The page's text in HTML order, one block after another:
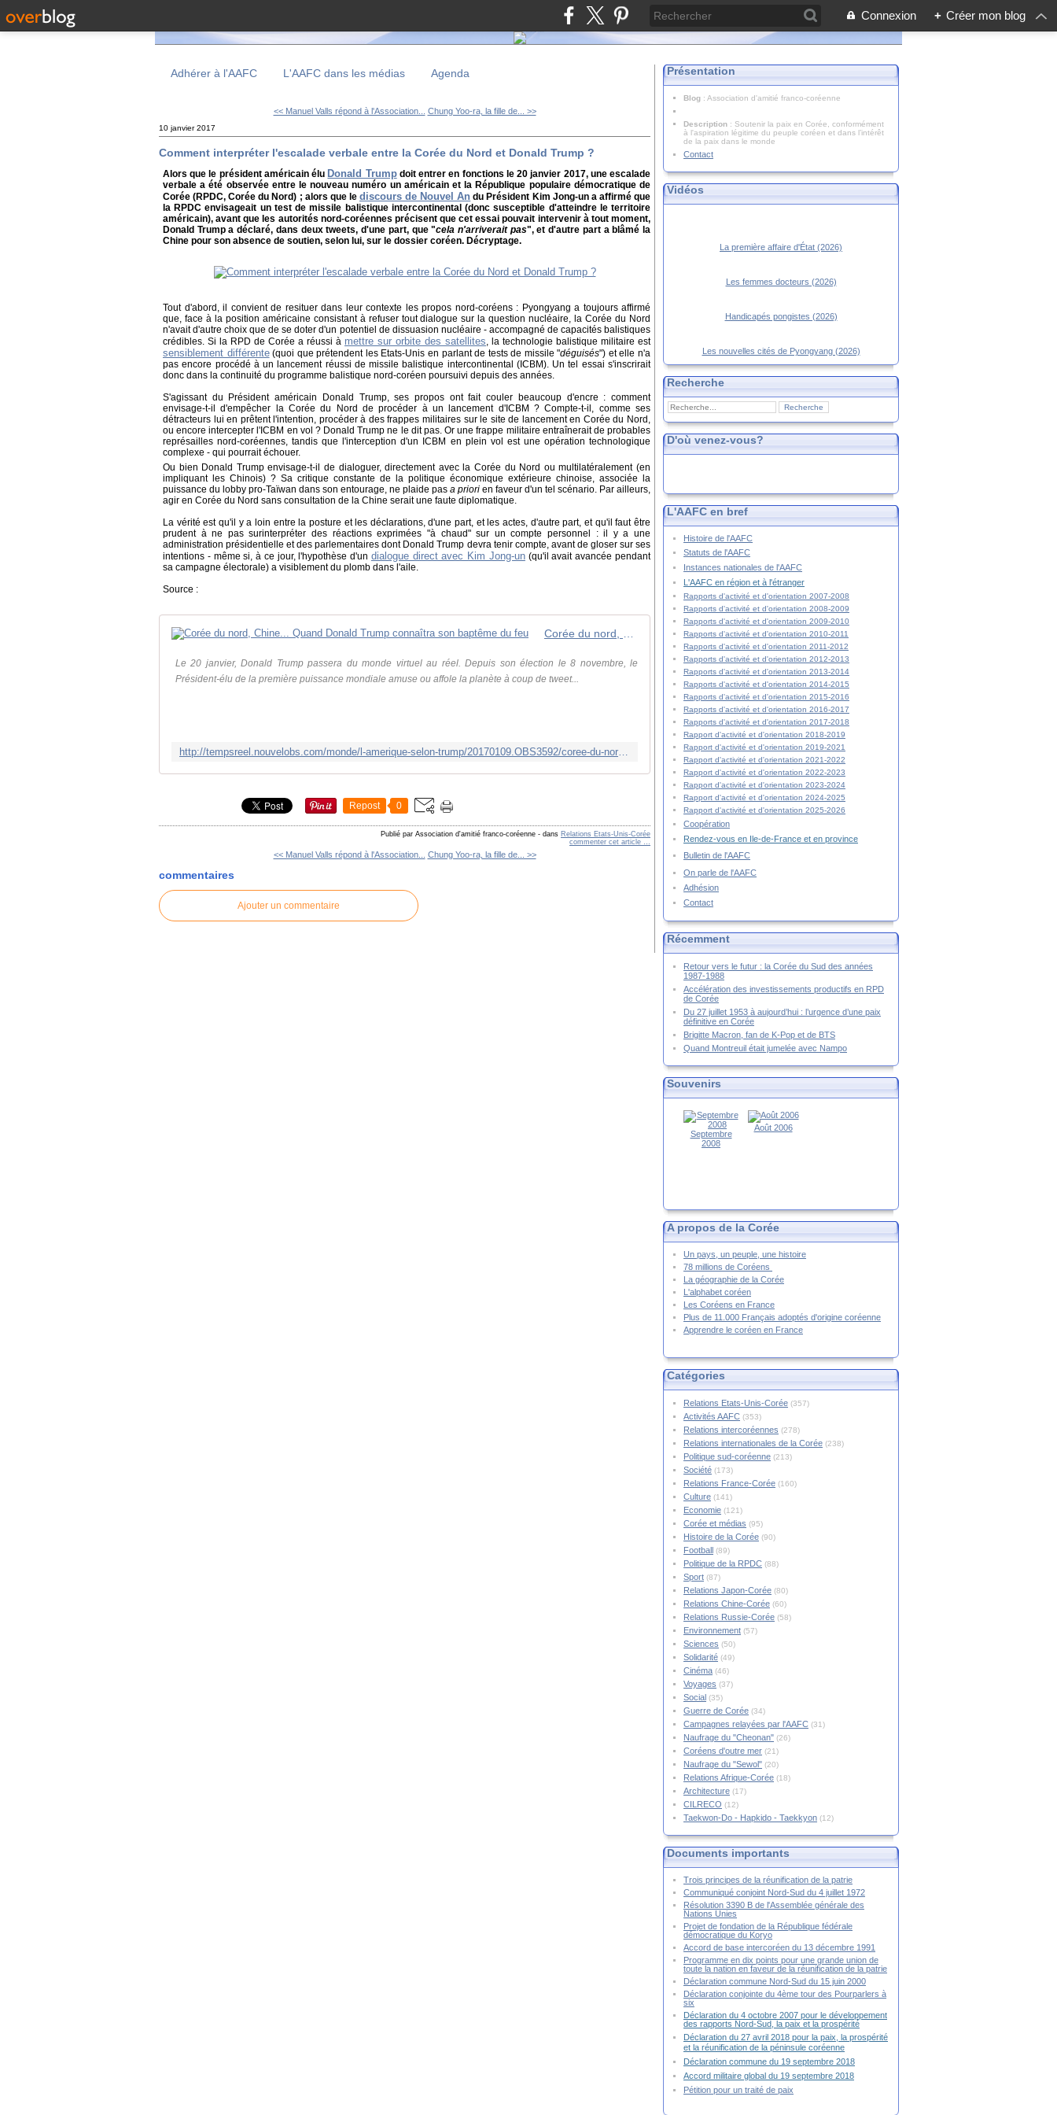
Connexion + Créer mon blog
Adhérer à l'AAFC L'AAFC dans les médias Agenda
<< Manuel Valls répond à l'Association... Chung Yoo-ra, la fille de... >>
10 janvier 2017
Comment interpréter l'escalade verbale entre la Corée du Nord et Donald Trump ?
Alors que le président américain élu Donald Trumpdoit entrer en fonctions le 20 janvier 2017, une escalade
verbale a été observée entre le nouveau numéro un américain et la République populaire démocratique de
Corée (RPDC, Corée du Nord) ; alors que le discours de Nouvel An du Président Kim Jong-un a affirmé que
la RPDC envisageait un test de missile balistique intercontinental (donc susceptible d'atteindre le territoire
américain), avant que les autorités nord-coréennes précisent que cet essai pouvait intervenir à tout moment,
Donald Trump a déclaré, dans deux tweets, d'une part, que "cela n'arriverait pas", et d'autre part a blâmé la
Chine pour son absence de soutien, selon lui, sur le dossier coréen. Décryptage.
Tout d'abord, il convient de resituer dans leur contexte les propos nord-coréens : Pyongyang a toujours affirmé
que, face à la position américaine consistant à refuser tout dialogue sur la question nucléaire, la Corée du Nord
n'avait d'autre choix que de se doter d'un potentiel de dissuasion nucléaire - accompagné de capacités balistiques
crédibles. Si la RPD de Corée a réussi à mettre sur orbite des satellites, la technologie balistique militaire est
sensiblement différente(quoi que prétendent les Etats-Unis en parlant de tests de missile "déguisés") et elle n'a
pas encore procédé à un lancement réussi de missile balistique intercontinental (ICBM). Un tel essai s'inscrirait
donc dans la continuité du programme balistique nord-coréen poursuivi depuis des années.
S'agissant du Président américain Donald Trump, ses propos ont fait couler beaucoup d'encre : comment
envisage-t-il d'empêcher la Corée du Nord de procéder à un lancement d'ICBM ? Compte-t-il, comme ses
détracteurs lui en prêtent l'intention, procéder à des frappes militaires sur le site de lancement en Corée du Nord,
ou encore intercepter l'ICBM en vol ? Donald Trump ne le dit pas. Or une frappe militaire entraînerait de probables
représailles nord-coréennes, tandis que l'interception d'un ICBM en plein vol est une opération technologique
complexe - qui pourrait échouer.
Ou bien Donald Trump envisage-t-il de dialoguer, directement avec la Corée du Nord ou multilatéralement (en
impliquant les Chinois) ? Sa critique constante de la politique économique extérieure chinoise, associée la
puissance du lobby pro-Taïwan dans son entourage, ne plaide pas a priori en faveur d'un tel scénario. Par ailleurs,
agir en Corée du Nord sans consultation de la Chine serait une faute diplomatique.
La vérité est qu'il y a loin entre la posture et les déclarations, d'une part, et les actes, d'autre part, et qu'il faut être
prudent à ne pas surinterpréter des réactions exprimées "à chaud" sur un compte personnel : il y a une
administration présidentielle et des parlementaires dont Donald Trump devra tenir compte, avant de gloser sur ses
intentions - même si, à ce jour, l'hypothèse d'un dialogue direct avec Kim Jong-un(qu'il avait avancée pendant
sa campagne électorale) a visiblement du plomb dans l'aile.
Source :
Corée du nord, Chine... Quand Donald Trump connaîtra son baptême du feu
Le 20 janvier, Donald Trump passera du monde virtuel au réel. Depuis son élection le 8 novembre, le
Président-élu de la première puissance mondiale amuse ou affole la planète à coup de tweet...
http://tempsreel.nouvelobs.com/monde/l-amerique-selon-trump/20170109.OBS3592/coree-du-nord-chine-quand-donald-trump-connaitra-son-bapteme-du-feu.html
Repost 0
Publié par Association d'amitié franco-coréenne - dans Relations Etats-Unis-Corée
commenter cet article …
<< Manuel Valls répond à l'Association... Chung Yoo-ra, la fille de... >>
commentaires
Ajouter un commentaire
Présentation
Blog : Association d'amitié franco-coréenne
Description : Soutenir la paix en Corée, conformément
à l'aspiration légitime du peuple coréen et dans l’intérêt
de la paix dans le monde
Contact
Vidéos
La première affaire d'État (2026)
Les femmes docteurs (2026)
Handicapés pongistes (2026)
Les nouvelles cités de Pyongyang (2026)
Recherche
D'où venez-vous?
L'AAFC en bref
Histoire de l'AAFC
Statuts de l'AAFC
Instances nationales de l'AAFC
L'AAFC en région et à l'étranger
Rapports d'activité et d'orientation 2007-2008
Rapports d'activité et d'orientation 2008-2009
Rapports d'activité et d'orientation 2009-2010
Rapports d'activité et d'orientation 2010-2011
Rapports d'activité et d'orientation 2011-2012
Rapports d'activité et d'orientation 2012-2013
Rapports d'activité et d'orientation 2013-2014
Rapports d'activité et d'orientation 2014-2015
Rapports d'activité et d'orientation 2015-2016
Rapports d'activité et d'orientation 2016-2017
Rapports d'activité et d'orientation 2017-2018
Rapport d'activité et d'orientation 2018-2019
Rapport d'activité et d'orientation 2019-2021
Rapport d'activité et d'orientation 2021-2022
Rapport d'activité et d'orientation 2022-2023
Rapport d'activité et d'orientation 2023-2024
Rapport d'activité et d'orientation 2024-2025
Rapport d'activité et d'orientation 2025-2026
Coopération
Rendez-vous en Ile-de-France et en province
Bulletin de l'AAFC
On parle de l'AAFC
Adhésion
Contact
Récemment
Retour vers le futur : la Corée du Sud des années
1987-1988
Accélération des investissements productifs en RPD
de Corée
Du 27 juillet 1953 à aujourd’hui : l’urgence d’une paix
définitive en Corée
Brigitte Macron, fan de K-Pop et de BTS
Quand Montreuil était jumelée avec Nampo
Souvenirs
Septembre
2008
Août 2006
A propos de la Corée
Un pays, un peuple, une histoire
78 millions de Coréens
La géographie de la Corée
L'alphabet coréen
Les Coréens en France
Plus de 11.000 Français adoptés d'origine coréenne
Apprendre le coréen en France
Catégories
Relations Etats-Unis-Corée (357)
Activités AAFC (353)
Relations intercoréennes (278)
Relations internationales de la Corée (238)
Politique sud-coréenne (213)
Société (173)
Relations France-Corée (160)
Culture (141)
Economie (121)
Corée et médias (95)
Histoire de la Corée (90)
Football (89)
Politique de la RPDC (88)
Sport (87)
Relations Japon-Corée (80)
Relations Chine-Corée (60)
Relations Russie-Corée (58)
Environnement (57)
Sciences (50)
Solidarité (49)
Cinéma (46)
Voyages (37)
Social (35)
Guerre de Corée (34)
Campagnes relayées par l'AAFC (31)
Naufrage du "Cheonan" (26)
Coréens d'outre mer (21)
Naufrage du "Sewol" (20)
Relations Afrique-Corée (18)
Architecture (17)
CILRECO (12)
Taekwon-Do - Hapkido - Taekkyon (12)
Documents importants
Trois principes de la réunification de la patrie
Communiqué conjoint Nord-Sud du 4 juillet 1972
Résolution 3390 B de l'Assemblée générale des
Nations Unies
Projet de fondation de la République fédérale
démocratique du Koryo
Accord de base intercoréen du 13 décembre 1991
Programme en dix points pour une grande union de
toute la nation en faveur de la réunification de la patrie
Déclaration commune Nord-Sud du 15 juin 2000
Déclaration conjointe du 4ème tour des Pourparlers à
six
Déclaration du 4 octobre 2007 pour le développement
des rapports Nord-Sud, la paix et la prospérité
Déclaration du 27 avril 2018 pour la paix, la prospérité
et la réunification de la péninsule coréenne
Déclaration commune du 19 septembre 2018
Accord militaire global du 19 septembre 2018
Pétition pour un traité de paix